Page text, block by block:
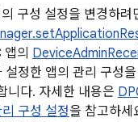
구성 설정을 변경하려
의
설정한 앱의 관리 구성
니다. 자세한 내용은
구성 설정을 참고하세